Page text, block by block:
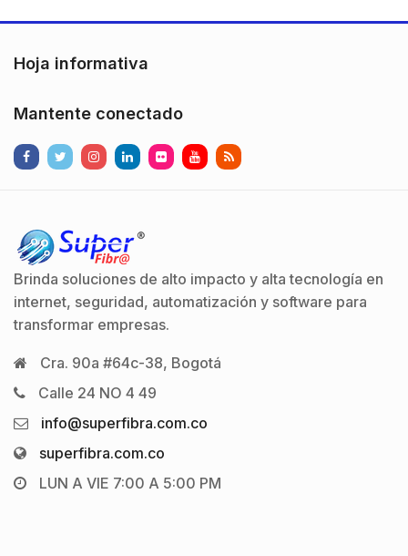
Hoja informativa
Mantente conectado
Brinda soluciones de alto impacto y alta tecnología en
internet, seguridad, automatización y software para
transformar empresas.
Cra. 90a #64c-38, Bogotá
Calle 24 NO 4 49
info@superfibra.com.co
superfibra.com.co
LUN A VIE 7:00 A 5:00 PM